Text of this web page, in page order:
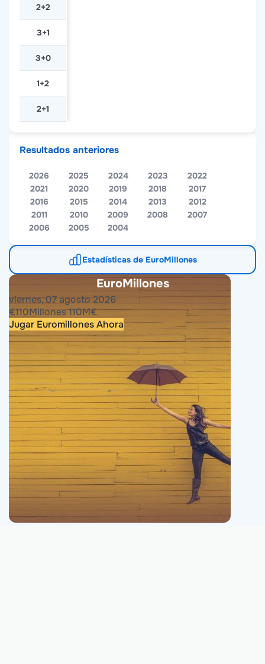
EuroMillones
viernes, 07 agosto 2026
€110Millones110M€
Jugar Euromillones Ahora
Resultados anteriores
2026 2025 2024 2023
2022
2021
2020 2019 2018
2017
2016
2015 2014 2013
2012
2011
2010 2009 2008
2007
2006
2005 2004
Estadísticas de EuroMillones
2+2
3+1
3+0
1+2
2+1